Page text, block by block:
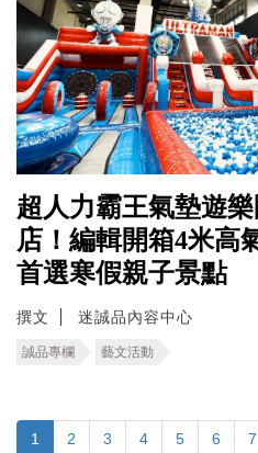
超人力霸王氣墊遊
店！編輯開箱4米高
首選寒假親子景點
撰文 迷誠品內容中心
誠品專欄 藝文活動
1 2 3 4 5 6 7